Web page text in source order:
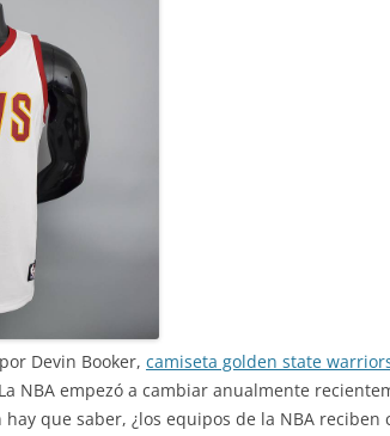
Devin Booker, camiseta golden state
NBA empezó a cambiar anualmente
que saber, ¿los equipos de la NBA reciben